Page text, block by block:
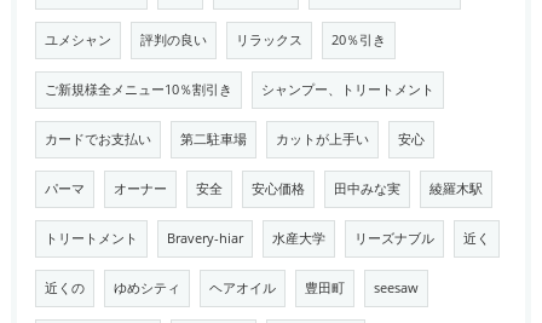
ユメシャン 評判の良い リラックス 20％引き
ご新規様全メニュー10％割引き シャンプー、トリートメント
カードでお支払い 第二駐車場 カットが上手い 安心
パーマ オーナー 安全 安心価格 田中みな実 綾羅木駅
トリートメント Bravery-hiar 水産大学 リーズナブル 近く
近くの ゆめシティ ヘアオイル 豊田町 seesaw